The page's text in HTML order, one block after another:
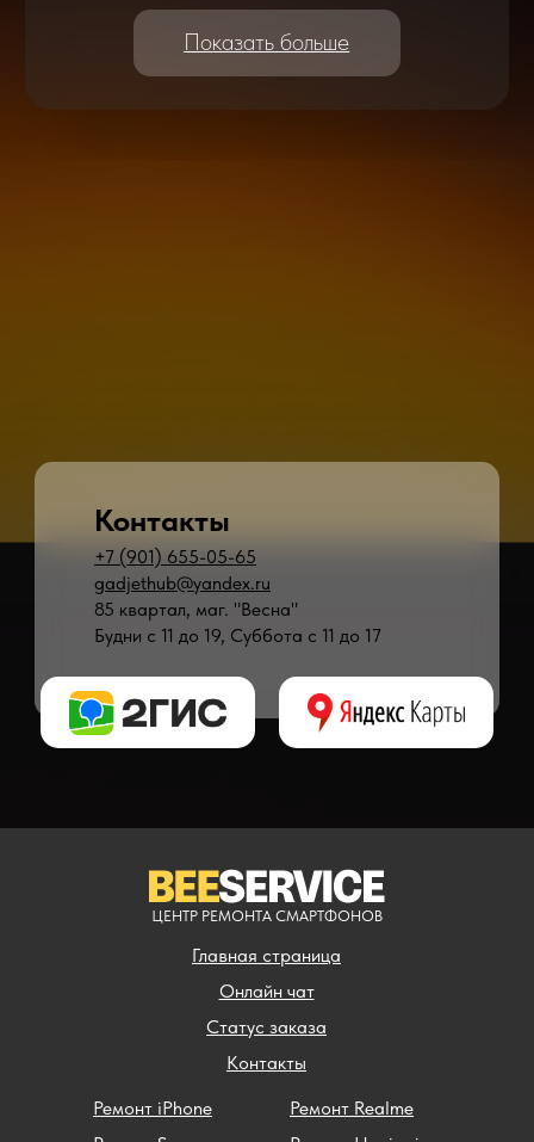
+7 (901) 655-05-65
gadjethub@yandex.ru
85 квартал, маг. "Весна"
Будни с 11 до 19, Суббота с 11 до 17
Контакты
Главная страница
Контакты
Статус заказа
Ремонт iPhone
Ремонт Realme
* - время ремонта может меняться в зависимости от модели устройства и
Онлайн чат
ЦЕНТР РЕМОНТА СМАРТФОНОВ